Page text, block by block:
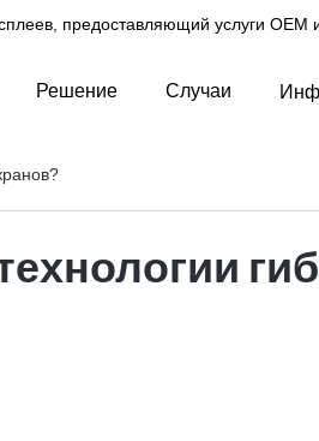
предоставляющий услуги OEM
Решение Случаи